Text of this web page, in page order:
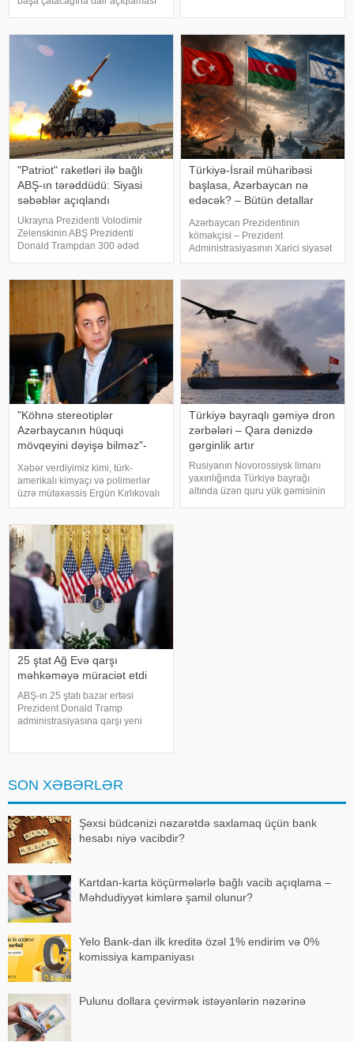
əsas məsələlər üzrə həl
davam edir". APA-ya istinadən
xəbər veri
"Patriot" raketləri ilə bağlı
ABŞ-ın tərəddüdü: Siyasi
səbəblər açıqlandı
Ukrayna Prezidenti Volodimir
Zelenskinin ABŞ Prezidenti
Donald Trampdan 300 ədəd
gündəmə gətirib. Bununla belə,
Türkiyə-İsrail müharibəsi
başlasa, Azərbaycan nə
edəcək? – Bütün detallar
Azərbaycan Prezidentinin
köməkçisi – Prezident
Administrasiyasının Xarici siyasət
məsələləri şöbəsinin müdiri
verdiyi açıqlama son illərdə
Türkiyə cəmiyyətinin müəyyən
kəsimlərind
"Köhnə stereotiplər
Azərbaycanın hüquqi
mövqeyini dəyişə bilməz"-
Xəbər verdiyimiz kimi, türk-
amerikalı kimyaçı və polimerlər
üzrə mütəxəssis Ergün Kırlıkovalı
Ruben Vardanyanı dəstəkləməsi
gəlməkdən imtina etməsi ilə
əlaqədar amerikalı risk
tədqiqatçısı v
Türkiyə bayraqlı gəmiyə dron
zərbələri – Qara dənizdə
gərginlik artır
Rusiyanın Novorossiysk limanı
yaxınlığında Türkiyə bayrağı
altında üzən quru yük gəmisinin
25 ştat Ağ Evə qarşı
məhkəməyə müraciət etdi
ABŞ-ın 25 ştatı bazar ertəsi
Prezident Donald Tramp
administrasiyasına qarşı yeni
adlandırıblar
SON XƏBƏRLƏR
Şəxsi büdcənizi nəzarətdə saxlamaq üçün bank
hesabı niyə vacibdir?
Kartdan-karta köçürmələrlə bağlı vacib açıqlama –
Məhdudiyyət kimlərə şamil olunur?
Yelo Bank-dan ilk kreditə özəl 1% endirim və 0%
komissiya kampaniyası
Pulunu dollara çevirmək istəyənlərin nəzərinə